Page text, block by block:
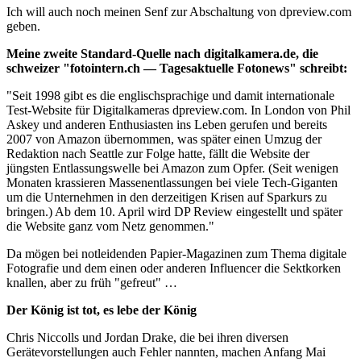
Ich will auch noch meinen Senf zur Abschaltung von dpreview.com
geben.
Meine zweite Standard-Quelle nach digitalkamera.de, die
schweizer "fotointern.ch — Tagesaktuelle Fotonews" schreibt:
"Seit 1998 gibt es die englischsprachige und damit internationale
Test-Website für Digitalkameras dpreview.com. In London von Phil
Askey und anderen Enthusiasten ins Leben gerufen und bereits
2007 von Amazon übernommen, was später einen Umzug der
Redaktion nach Seattle zur Folge hatte, fällt die Website der
jüngsten Entlassungswelle bei Amazon zum Opfer. (Seit wenigen
Monaten krassieren Massenentlassungen bei viele Tech-Giganten
um die Unternehmen in den derzeitigen Krisen auf Sparkurs zu
bringen.) Ab dem 10. April wird DP Review eingestellt und später
die Website ganz vom Netz genommen."
Da mögen bei notleidenden Papier-Magazinen zum Thema digitale
Fotografie und dem einen oder anderen Influencer die Sektkorken
knallen, aber zu früh "gefreut" …
Der König ist tot, es lebe der König
Chris Niccolls und Jordan Drake, die bei ihren diversen
Gerätevorstellungen auch Fehler nannten, machen Anfang Mai